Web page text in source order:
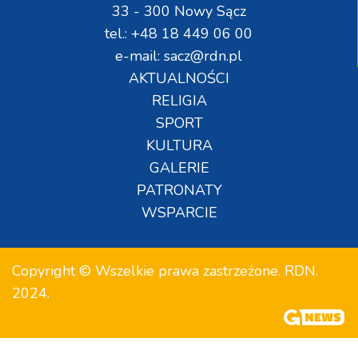
33 - 300 Nowy Sącz
tel.: +48 18 449 06 00
e-mail: sacz@rdn.pl
AKTUALNOŚCI
RELIGIA
SPORT
KULTURA
GALERIE
PATRONATY
WSPARCIE
Copyright © Wszelkie prawa zastrzeżone. RDN.
2024.